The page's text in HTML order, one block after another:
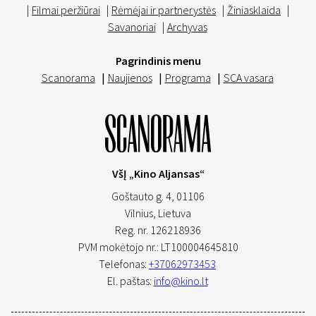
| Filmai peržiūrai | Rėmėjai ir partnerystės | Žiniasklaida |
Savanoriai | Archyvas
Pagrindinis menu
Scanorama | Naujienos | Programa | SCA vasara
VšĮ „Kino Aljansas“
Goštauto g. 4, 01106
Vilnius, Lietuva
Reg. nr. 126218936
PVM mokėtojo nr.: LT100004645810
Telefonas: +37062973453
El. paštas: info@kino.lt